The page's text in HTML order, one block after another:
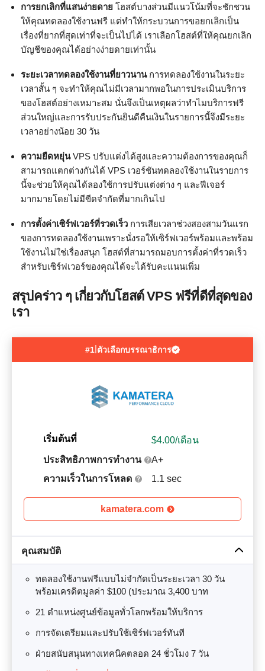
การยกเลิกที่แสนง่ายดาย โฮสต์บางส่วนมีแนวโน้มที่จะชักชวน
ให้คุณทดลองใช้งานฟรี แต่ทำให้กระบวนการขอยกเลิกเป็น
เรื่องที่ยากที่สุดเท่าที่จะเป็นไปได้ เราเลือกโฮสต์ที่ให้คุณยกเลิก
บัญชีของคุณได้อย่างง่ายดายเท่านั้น
ระยะเวลาทดลองใช้งานที่ยาวนาน การทดลองใช้งานในระยะ
เวลาสั้น ๆ จะทำให้คุณไม่มีเวลามากพอในการประเมินบริการ
ของโฮสต์อย่างเหมาะสม นั่นจึงเป็นเหตุผลว่าทำไมบริการฟรี
ส่วนใหญ่และการรับประกันยินดีคืนเงินในรายการนี้จึงมีระยะ
เวลาอย่างน้อย 30 วัน
ความยืดหยุ่นVPS ปรับแต่งได้สูงและความต้องการของคุณก็
สามารถแตกต่างกันได้ VPS เวอร์ชันทดลองใช้งานในรายการ
นี้จะช่วยให้คุณได้ลองใช้การปรับแต่งต่าง ๆ และฟีเจอร์
มากมายโดยไม่มีขีดจำกัดที่มากเกินไป
การตั้งค่าเซิร์ฟเวอร์ที่รวดเร็ว การเสียเวลาช่วงสองสามวันแรก
ของการทดลองใช้งานเพราะนั่งรอให้เซิร์ฟเวอร์พร้อมและพร้อม
ใช้งานไม่ใช่เรื่องสนุก โฮสต์ที่สามารถมอบการตั้งค่าที่รวดเร็ว
สำหรับเซิร์ฟเวอร์ของคุณได้จะได้รับคะแนนเพิ่ม
สรุปคร่าว ๆ เกี่ยวกับโฮสต์ VPS ฟรีที่ดีที่สุดของ
เรา
#1|ตัวเลือกบรรณาธิการ
เริ่มต้นที่ $4.00/เดือน
ประสิทธิภาพการทำงาน
A+
ความเร็วในการโหลด
1.1 sec
kamatera.com
คุณสมบัติ
ทดลองใช้งานฟรีแบบไม่จำกัดเป็นระยะเวลา 30 วัน
พร้อมเครดิตมูลค่า $100 (ประมาณ 3,400 บาท
21 ตำแหน่งศูนย์ข้อมูลทั่วโลกพร้อมให้บริการ
การจัดเตรียมและปรับใช้เซิร์ฟเวอร์ทันที
ฝ่ายสนับสนุนทางเทคนิคตลอด 24 ชั่วโมง 7 วัน